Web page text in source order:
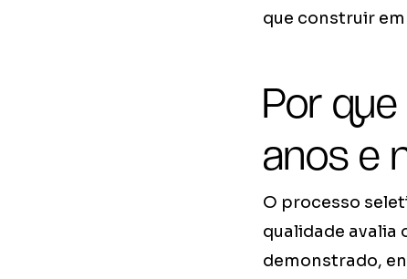
que construir em
Por
anos e
O processo
qualidade avalia
demonstrado,